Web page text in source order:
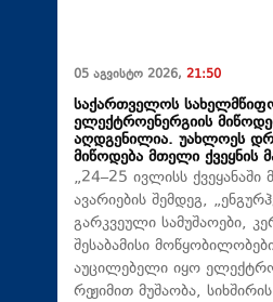
05 აგვისტო 2026, 21:50
საქართველოს
ელექტროენერგიის
აღდგენილია. უახლოეს
მიწოდება მთელი ქვეყნის
„24–25 ივლისს ქვეყანაში
ავარიების შემდეგ,
გარკვეული სამუშაოები,
შესაბამისი
აუცილებელი იყო
რეჟიმით მუშაობა,